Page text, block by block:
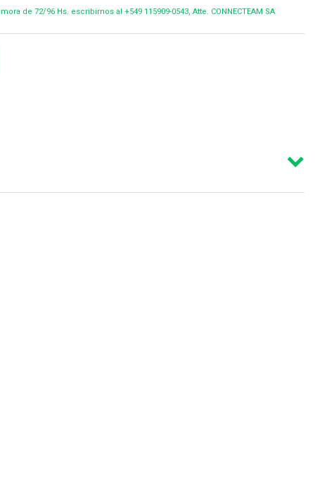
de 72/96 Hs. escribirnos al +549 115909-0543, Atte. CONNECTEAM SA